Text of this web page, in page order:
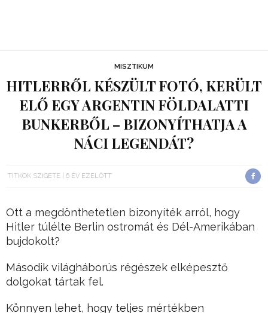
MISZTIKUM
HITLERRŐL KÉSZÜLT FOTÓ, KERÜLT
ELŐ EGY ARGENTIN FÖLDALATTI
BUNKERBŐL – BIZONYÍTHATJA A
NÁCI LEGENDÁT?
TITKOK SZIGETE 6 ÉV EZELŐTT
Ott a megdönthetetlen bizonyíték arról, hogy
Hitler túlélte Berlin ostromát és Dél-Amerikában
bujdokolt?
Második világháborús régészek elképesztő
dolgokat tártak fel.
Könnyen lehet, hogy teljes mértékben